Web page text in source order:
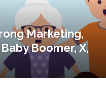
Marketing,
Boomer, X,